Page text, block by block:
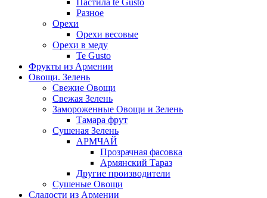
Пастила te Gusto
Разное
Орехи
Орехи весовые
Орехи в меду
Te Gusto
Фрукты из Армении
Овощи. Зелень
Свежие Овощи
Свежая Зелень
Замороженные Овощи и Зелень
Тамара фрут
Сушеная Зелень
АРМЧАЙ
Прозрачная фасовка
Армянский Тараз
Другие производители
Сушеные Овощи
Сладости из Армении